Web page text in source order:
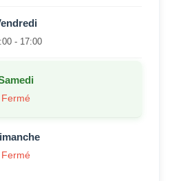
- 17:00
Fermé
Fermé